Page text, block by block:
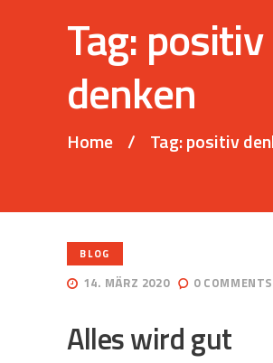
Tag: positiv
denken
Home Tag: positiv
KONTAKT
BLOG
14. MÄRZ 2020 0 COMMENTS
Alles wird gut